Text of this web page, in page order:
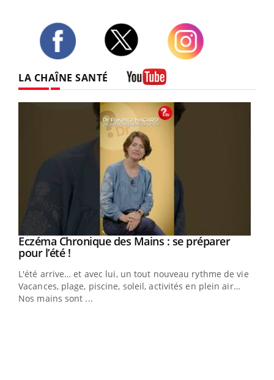
LA CHAÎNE SANTÉ
Youtube
Eczéma Chronique des Mains : se préparer
pour l’été !Youtube
L'été arrive… et avec lui, un tout nouveau rythme de vie !
Vacances, plage, piscine, soleil, activités en plein air…
Nos mains sont ...